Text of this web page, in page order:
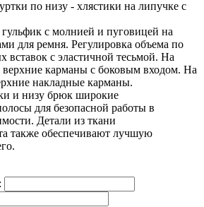
по низу - хлястики на липучке с
с молнией и пуговицей на
для ремня. Регулировка объема по
вставок с эластичной тесьмой. На
карманы с боковым входом. На
накладные карманы.
и низу брюк широкие
для безопасной работы в
Детали из ткани
также обеспечивают лучшую